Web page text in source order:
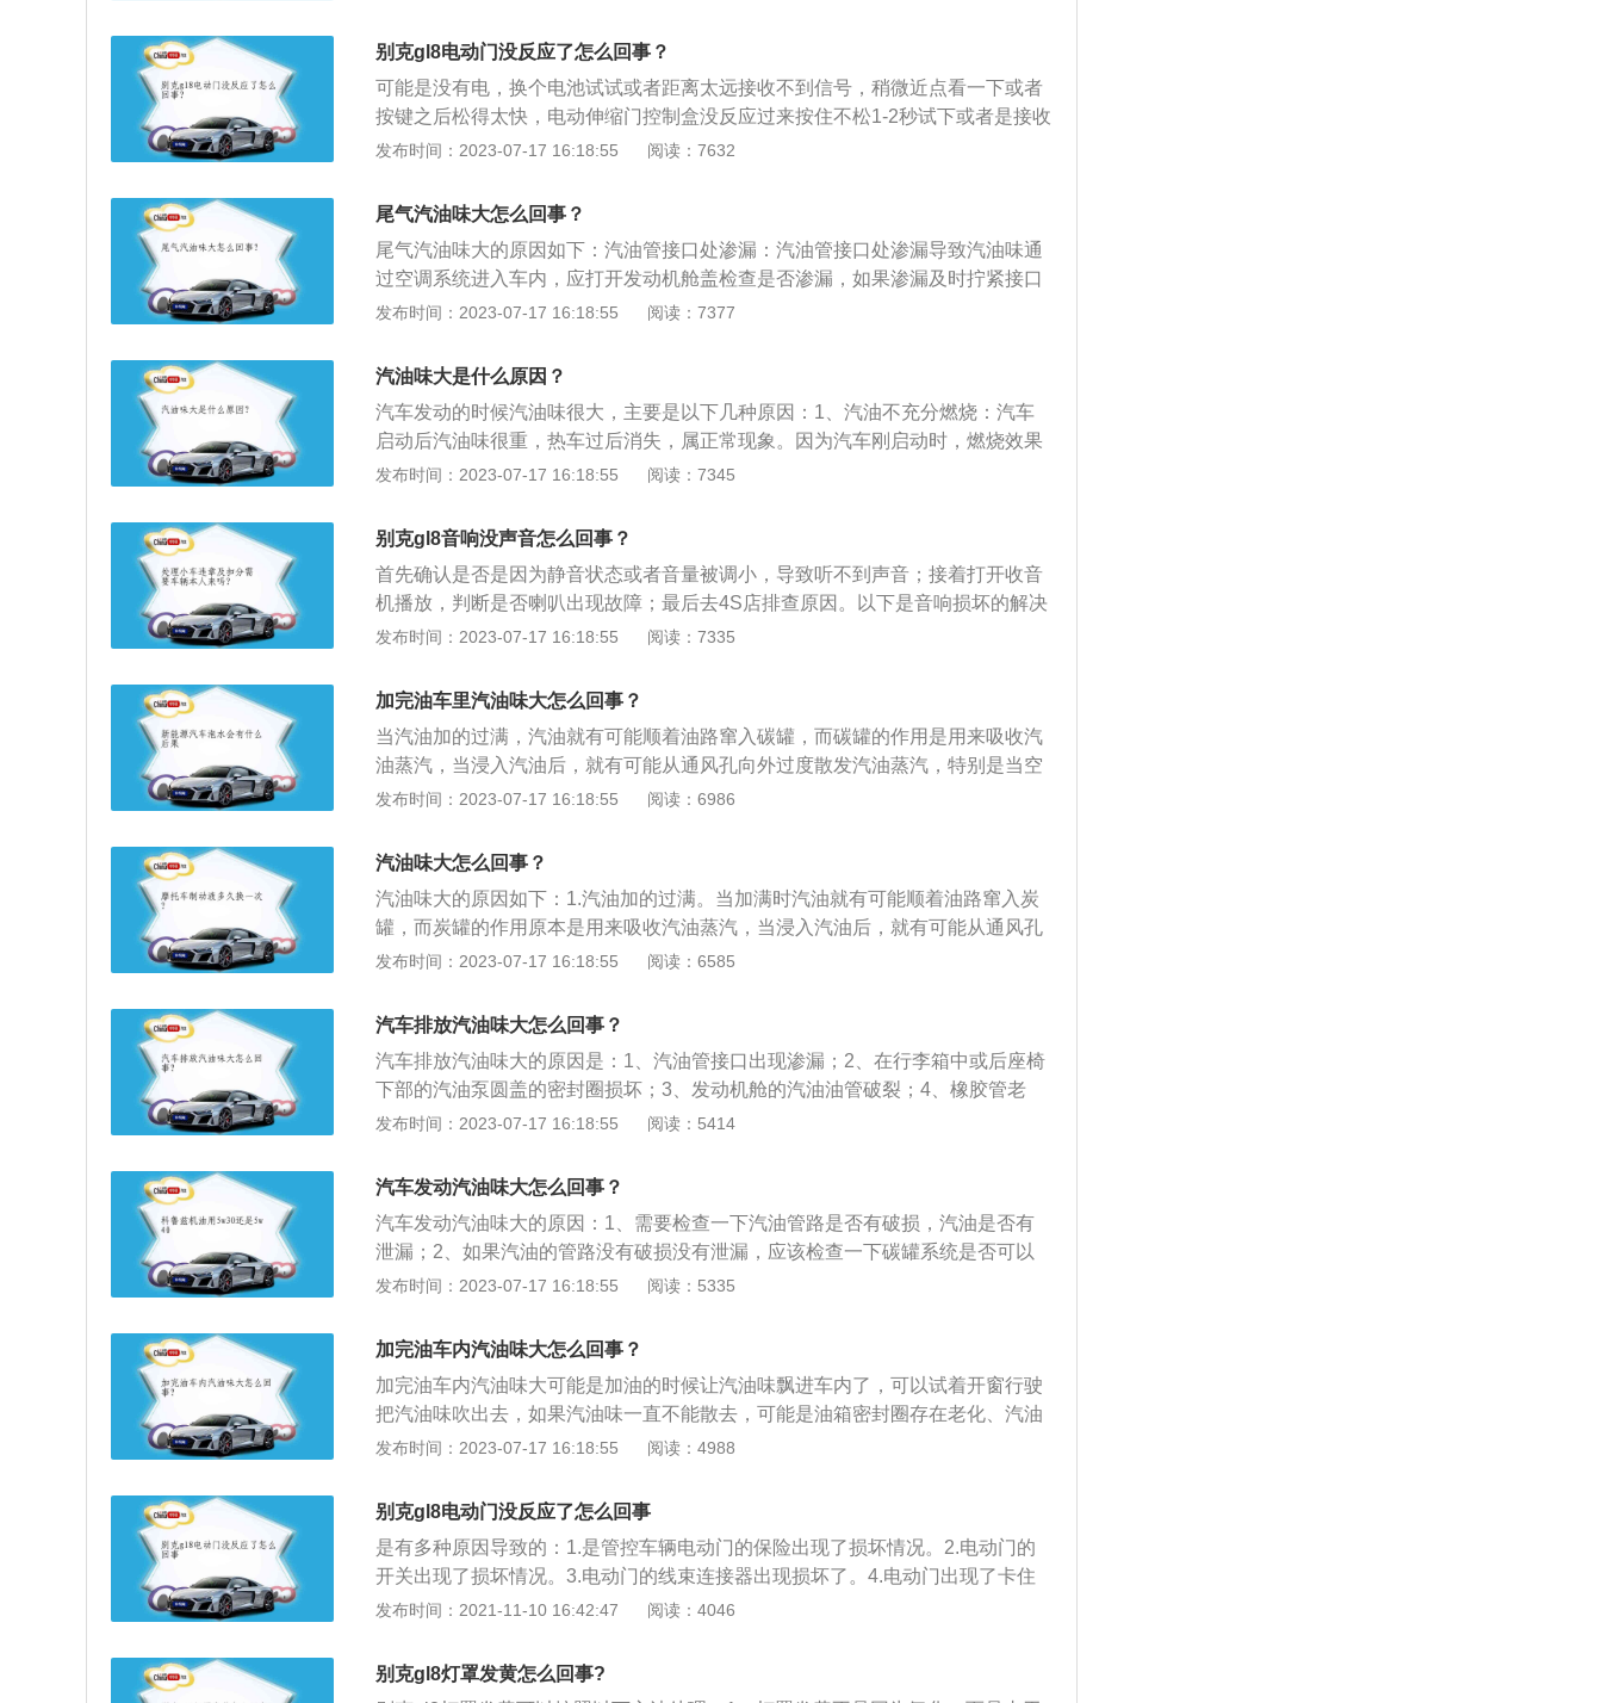
燃。排气冲程时汽油就会被完全排出，也会有很大的汽油味，这个汽油味是在尾
气中的。四，最后一种情况是刚加完油有汽油味。这可能是油加的太满了，跳枪
之后还继续加了很多，有可能会有汽油溢出，也可能会有大量汽油进入碳罐，甚
至导致碳罐损坏。所以跳枪之后最多凑个整数，加油量在1升之内一般是没有问
题的，不能再多加了。如果没有加满也有汽油味，可能是加油时有汽油滴落到了
其座上客。3、影响：8座剧院型、豪华剧院型两款在国内首开中高档车原厂配备
可播放CD、VCD、MP3的影音播出系统之先河，以别克独具的静音舱为基础，
创造别克“移动影音天地”的效果，把“陆上公务舱”所代表的顶级MPV的豪华体验推
向极至。
别克gl8电动门没反应了怎么回事？
可能是没有电，换个电池试试或者距离太远接收不到信号，稍微近点看一下或者
按键之后松得太快，电动伸缩门控制盒没反应过来按住不松1-2秒试下或者是接收
机的控制开的继电器损坏，需要进行检查和维修。电动伸缩门按开关无反应原因
因二：打开机箱，按遥控器，观察电路板上接收信号指示灯有没有亮，不亮需更
换遥控器或电池。3、原因三：触按线路板上的开关停按钮，观察开关停信号灯
电机有亮起，不亮则需要更换控制主板。4、原因四：按线路板上的按钮，指示
灯有亮起，但电机不转则需更换电机起动电容或者更换电机。5、原因五：按线
路板上的按钮，指示灯有亮起，电机空转，门体不动，是空档状态需要两台电机
发布时间：2023-07-17 16:18:55 阅读：7632
尾气汽油味大怎么回事？
尾气汽油味大的原因如下：汽油管接口处渗漏：汽油管接口处渗漏导致汽油味通
过空调系统进入车内，应打开发动机舱盖检查是否渗漏，如果渗漏及时拧紧接口
处或者去维修店维修。橡胶管老化：发动机舱内的橡胶管长久使用会出现老化，
性：汽油活性碳罐出现问题，长期加油过满，碳罐内活性炭饱和，来不及恢复活
性。燃烧不充分：汽油燃烧不充分，燃油没有完全燃烧就排出去。有些时候车主
加油时汽油加得过满，虽然加油口没有漏油，但是汽油却顺着管路进入了碳罐，
结果碳罐在释放蒸汽时就连汽油也一块释放出去。
发布时间：2023-07-17 16:18:55 阅读：7377
汽油味大是什么原因？
汽车发动的时候汽油味很大，主要是以下几种原因：1、汽油不充分燃烧：汽车
启动后汽油味很重，热车过后消失，属正常现象。因为汽车刚启动时，燃烧效果
不好。冷车启动时，水温和排气管的温度较低，此时混合气较浓，所以有部分混
化：发动机舱内的橡胶管长久使用会出现老化，车龄较久的车辆容易出现这个问
题。一旦老化，汽油就会泄露至发动机舱内。空调系统就会使汽油味进入车内。
因此一旦橡胶管老化需及时更换。3、汽油管接口出现渗漏：汽油管的接口处出
现渗漏，导致汽油味通过空调系统进入车内。如果发现车内出现汽油味，应该对
汽油管路的接口进行检查。
发布时间：2023-07-17 16:18:55 阅读：7345
别克gl8音响没声音怎么回事？
首先确认是否是因为静音状态或者音量被调小，导致听不到声音；接着打开收音
机播放，判断是否喇叭出现故障；最后去4S店排查原因。以下是音响损坏的解决
方法:1、未过质保期限:音箱其中一个喇叭或者多个喇叭损坏导致没声音。在未开
如果质保期已过，在4s店花钱换原厂一个喇叭，4S店员工大概半小时就可以搞
发布时间：2023-07-17 16:18:55 阅读：7335
加完油车里汽油味大怎么回事？
当汽油加的过满，汽油就有可能顺着油路窜入碳罐，而碳罐的作用是用来吸收汽
油蒸汽，当浸入汽油后，就有可能从通风孔向外过度散发汽油蒸汽，特别是当空
调处于外循环状态时，汽油味尤其严重。以下是关于汽车加油的相关介绍：1、
免中午大太阳。（3）尽量以多少公升的方式加油，而不是以多少钱的方式加
油。（4）如果要跑长途之前，新鲜的油越多，你在高速行驶时加速感越足5:跑市
区请加油箱的一半或三分之二（视地点增减）。2、四条安全加油规则:（1)关闭
发动机。（2)不许吸烟。（3)不要使用手机把手机留在车内或应关机。（4)在给
车辆加油时不要回到车内。
发布时间：2023-07-17 16:18:55 阅读：6986
汽油味大怎么回事？
汽油味大的原因如下：1.汽油加的过满。当加满时汽油就有可能顺着油路窜入炭
罐，而炭罐的作用原本是用来吸收汽油蒸汽，当浸入汽油后，就有可能从通风孔
向外过度散发汽油蒸汽，特别是当空调处于外循环状态时，汽油味尤其严重。2.
逐渐老化，老化即会造成汽油蒸汽泄露，从而总是在车里闻见汽油味。
发布时间：2023-07-17 16:18:55 阅读：6585
汽车排放汽油味大怎么回事？
汽车排放汽油味大的原因是：1、汽油管接口出现渗漏；2、在行李箱中或后座椅
下部的汽油泵圆盖的密封圈损坏；3、发动机舱的汽油油管破裂；4、橡胶管老
化；5、车内拆装过汽油泵；6、汽油加得过满；7、发动机油路系统有汽油泄漏
碳堵住了喷油嘴，导致喷出的汽油不能很好的雾化，也会导致发动机汽油味，遇
到这种情况车主最好是及时到维修厂检查维修。
发布时间：2023-07-17 16:18:55 阅读：5414
汽车发动汽油味大怎么回事？
汽车发动汽油味大的原因：1、需要检查一下汽油管路是否有破损，汽油是否有
泄漏；2、如果汽油的管路没有破损没有泄漏，应该检查一下碳罐系统是否可以
正常工作；3、如果碳罐被损坏，就会导致汽车内有一股汽油味。汽油是一种比
体，这些气体不能一直在油箱内，如果汽油挥发产生的气体一直在油箱内不排出
来，那会导致油箱爆炸。
发布时间：2023-07-17 16:18:55 阅读：5335
加完油车内汽油味大怎么回事？
加完油车内汽油味大可能是加油的时候让汽油味飘进车内了，可以试着开窗行驶
把汽油味吹出去，如果汽油味一直不能散去，可能是油箱密封圈存在老化、汽油
管路存在泄露的情况或者活性炭罐损坏，建议车主尽快去修理厂检查，防患于未
30摄氏度至205摄氏度，空气中含量为每立方米74至123克时遇火爆炸，汽油的
热值约为每千克44000千焦。
发布时间：2023-07-17 16:18:55 阅读：4988
别克gl8电动门没反应了怎么回事
是有多种原因导致的：1.是管控车辆电动门的保险出现了损坏情况。2.电动门的
开关出现了损坏情况。3.电动门的线束连接器出现损坏了。4.电动门出现了卡住
的情况。电动门在使用的时候是非常方便的。上汽通用别克旗下的GL8车型是一
轮增压发动机，匹配的是9挡手自一体变速箱，机动车辆的车身长度是5238毫
米，宽度是1878毫米，高度是1776毫米，机动车辆的车身结构是一款5门7座的M
发布时间：2021-11-10 16:42:47 阅读：4046
别克gl8灯罩发黄怎么回事?